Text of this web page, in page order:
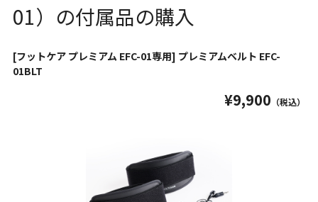
01）の付属品の購入
[フットケア プレミアム EFC-01専用] プレミアムベルト EFC-
01BLT
¥9,900 （税込）